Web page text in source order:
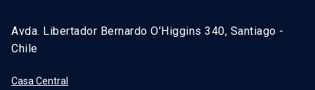
Avda. Libertador Bernardo O’Higgins 340, Santiago -
Chile
Casa Central